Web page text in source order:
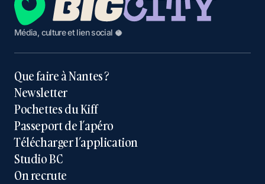
Média, culture et lien social 🥥
Que faire à Nantes ?
Newsletter
Pochettes du Kiff
Passeport de l’apéro
Télécharger l’application
Studio BC
On recrute